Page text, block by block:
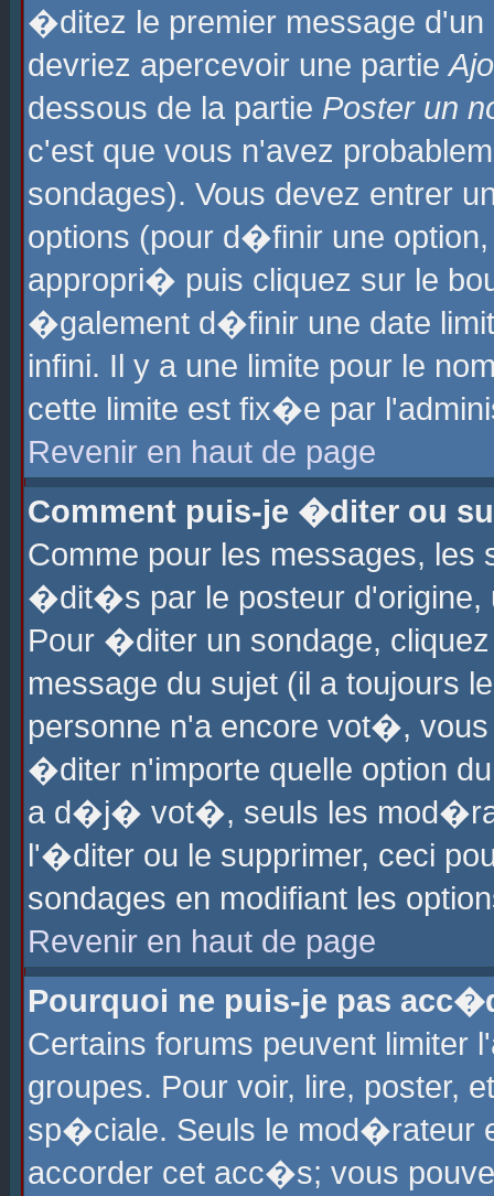
�ditez le premier message
devriez apercevoir une partie
dessous de la partie Poster un
c'est que vous n'avez
sondages). Vous devez entrer
options (pour d�finir une
appropri� puis cliquez sur le
�galement d�finir une date
infini. Il y a une limite pour le
cette limite est fix�e par
Revenir en haut de page
Comment puis-je �diter ou
Comme pour les messages,
�dit�s par le posteur d'origine,
Pour �diter un sondage,
message du sujet (il a toujours
personne n'a encore vot�,
�diter n'importe quelle option
a d�j� vot�, seuls les
l'�diter ou le supprimer, ceci
sondages en modifiant les
Revenir en haut de page
Pourquoi ne puis-je pas
Certains forums peuvent
groupes. Pour voir, lire, poster,
sp�ciale. Seuls le mod�rateur
accorder cet acc�s; vous